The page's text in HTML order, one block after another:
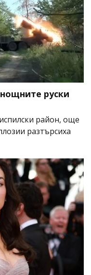
руски
район, още
разтърсиха